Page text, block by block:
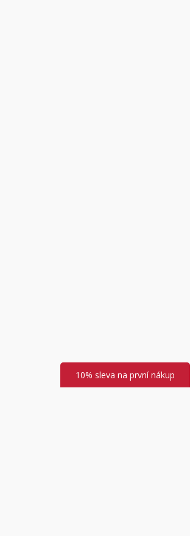
10% sleva na první nákup